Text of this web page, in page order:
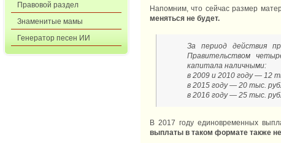
Правовой раздел
Знаменитые мамы
Генератор песен ИИ
Напомним, что сейчас размер
меняться не будет.
За период действия
Правительством
капитала наличными:
в 2009 и 2010 году — 12
в 2015 году — 20 тыс.
в 2016 году — 25 тыс.
В 2017 году единовременных
выплаты в таком формате также